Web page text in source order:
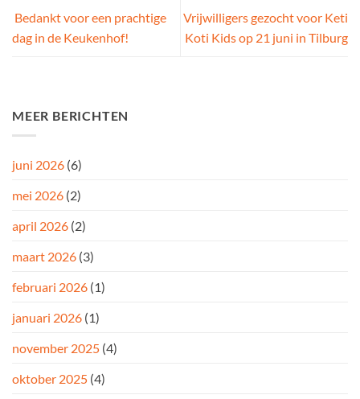
Bedankt voor een prachtige
dag in de Keukenhof!
Vrijwilligers gezocht voor Keti
Koti Kids op 21 juni in Tilburg
MEER BERICHTEN
juni 2026 (6)
mei 2026 (2)
april 2026 (2)
maart 2026 (3)
februari 2026 (1)
januari 2026 (1)
november 2025 (4)
oktober 2025 (4)